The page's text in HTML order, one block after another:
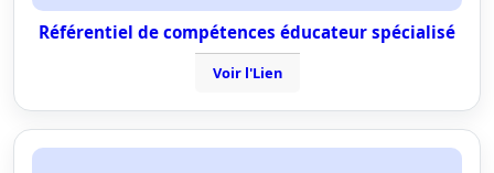
Référentiel de compétences éducateur spécialisé
Voir l'Lien